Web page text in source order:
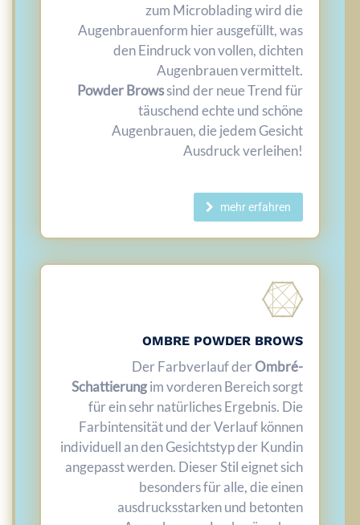
zum Microblading wird die
Augenbrauenform hier ausgefüllt, was
den Eindruck von vollen, dichten
Augenbrauen vermittelt.
Powder Browssind der neue Trend für
täuschend echte und schöne
Augenbrauen, die jedem Gesicht
Ausdruck verleihen!
mehr erfahren
OMBRE POWDER BROWS
Der Farbverlauf derOmbré-
Schattierungim vorderen Bereich sorgt
für ein sehr natürliches Ergebnis. Die
Farbintensität und der Verlauf können
individuell an den Gesichtstyp der Kundin
angepasst werden. Dieser Stil eignet sich
besonders für alle, die einen
ausdrucksstarken und betonten